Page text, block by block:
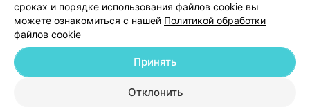
© 2026 ООО «Артокс Лаб», УНП 191700409| 220012, Республика Беларусь,
г. Минск, улица Толбухина, 2, пом. 16 | help@103.by
сроках и порядке использования файлов cookie вы
можете ознакомиться с нашей Политикой обработки
файлов cookie
Отклонить
Принять